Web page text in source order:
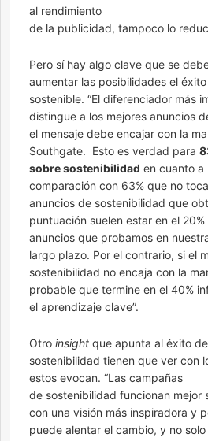
al rendimiento
de la publicidad, tampoco lo
Pero sí hay algo clave que se
aumentar las posibilidades el
sostenible. “El diferenciador más
distingue a los mejores anuncios
el mensaje debe encajar con la
Southgate. Esto es verdad para
sobre sostenibilidad en cuanto a
comparación con 63% que no
anuncios de sostenibilidad que
puntuación suelen estar en el
anuncios que probamos en
largo plazo. Por el contrario, si el
sostenibilidad no encaja con la
probable que termine en el 40%
el aprendizaje clave”.
Otro insight que apunta al éxito
sostenibilidad tienen que ver con
estos evocan. “Las campañas
de sostenibilidad funcionan mejor
con una visión más inspiradora y
puede alentar el cambio, y no